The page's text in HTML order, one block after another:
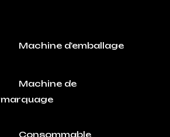
Machine d'emballage
Machine de
marquage
Consommable